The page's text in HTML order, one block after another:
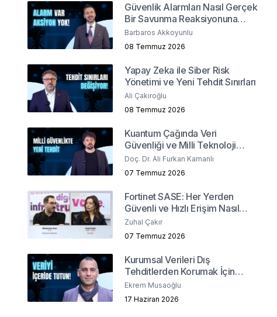
Güvenlik Alarmları Nasıl Gerçek
Bir Savunma Reaksiyonuna
Dönüşür ?
Barbaros Akkoyunlu
08 Temmuz 2026
Yapay Zeka ile Siber Risk
Yönetimi ve Yeni Tehdit Sınırları
Ali Çakıroğlu
08 Temmuz 2026
Kuantum Çağında Veri
Güvenliği ve Milli Teknoloji
Geliştirme Stratejileri
Doç. Dr. Ali Furkan Kamanlı
07 Temmuz 2026
Fortinet SASE: Her Yerden
Güvenli ve Hızlı Erişim Nasıl
Sağlanır?
Zuhal Çakır
07 Temmuz 2026
Kurumsal Verileri Dış
Tehditlerden Korumak İçin
Hangi Yöntemler İzlenmeli?
Ekrem Musaoğlu
17 Haziran 2026